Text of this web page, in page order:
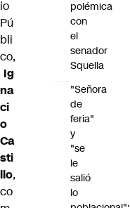
io
Pú
bli
co,
Ig
na
ci
o
Ca
sti
llo,
co
polémica
con
el
senador
Squella
"Señora
de
feria"
y
"se
le
salió
lo